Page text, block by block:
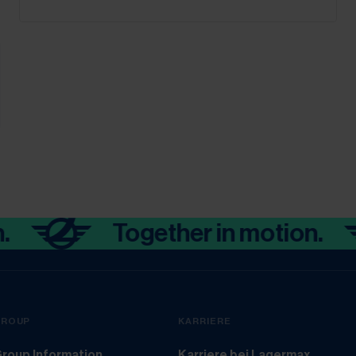
Together in motion.
KARRIERE